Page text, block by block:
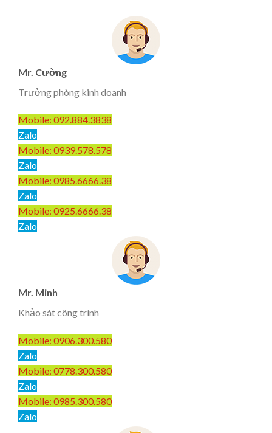
Mr. Cường
Trưởng phòng kinh doanh
Mobile: 092.884.3838
Zalo
Mobile: 0939.578.578
Zalo
Mobile: 0985.6666.38
Zalo
Mobile: 0925.6666.38
Zalo
Mr. Minh
Khảo sát công trình
Mobile: 0906.300.580
Zalo
Mobile: 0778.300.580
Zalo
Mobile: 0985.300.580
Zalo